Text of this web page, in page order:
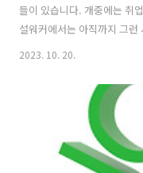
들이 있습니다. 개중에는 취
설워커에서는 아직까지 그
사기성 구인공고는 전문취업
에 취약하지 싶습니다. 아무
최대한 이것저것 계산기를
(기업정보) 부실한 곳에 입사
https://blog.naver.com/
업정보 #건취그알 #건설워
2023. 10. 20.